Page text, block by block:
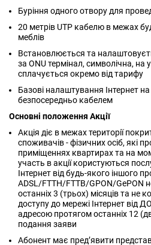
Буріння одного отвору для
20 метрів UTP кабелю в межах
меблів
Встановлюється та
за ONU термінал, символічна, на
сплачується окремо від тарифу
Базові налаштування Інтернет
безпосередньо кабелем
Основні положення Акції
Акція діє в межах території
споживачів - фізичних осіб, які
приміщеннях квартирах та на
участь в акції користуються
Інтернет від будь-якого іншого
ADSL/FTTH/FTTB/GPON/GePON
останніх 3 (трьох) місяців та не
доступу до мережі Інтернет
адресою протягом останніх 12
подання заяви
Абонент має пред’явити